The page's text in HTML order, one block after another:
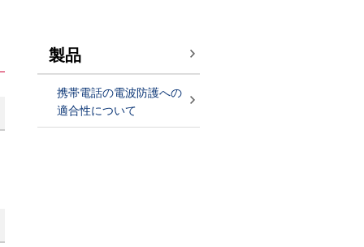
製品
携帯電話の電波防護への
適合性について